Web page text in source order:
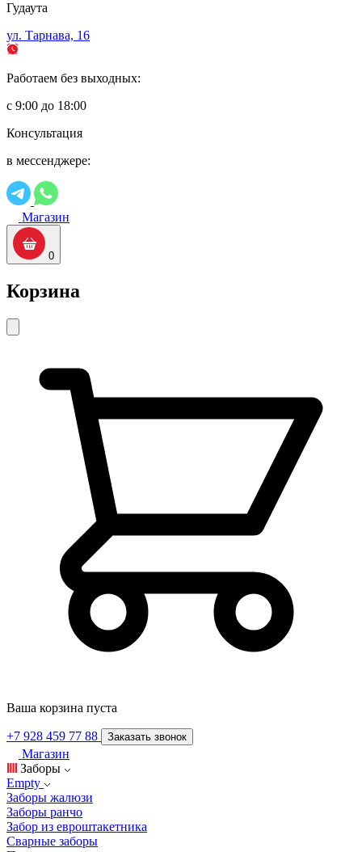
Гудаута
ул. Тарнава, 16
Работаем без выходных:
с 9:00 до 18:00
Консультация
в мессенджере:
Магазин
0
Корзина
Ваша корзина пуста
+7 928 459 77 88 Заказать звонок
Магазин
Заборы
Empty
Заборы жалюзи
Заборы ранчо
Забор из евроштакетника
Сварные заборы